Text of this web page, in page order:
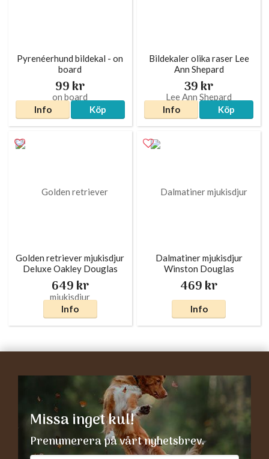
Pyrenéerhund bildekal - on
board
99 kr
Info Köp
Bildekaler olika raser Lee
Ann Shepard
39 kr
Info Köp
Golden retriever mjukisdjur
Deluxe Oakley Douglas
649 kr
Info
Dalmatiner mjukisdjur
Winston Douglas
469 kr
Info
Missa inget kul!
Prenumerera på vårt nyhetsbrev.